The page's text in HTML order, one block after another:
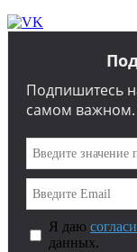
Подпишитесь
самом важном.
Я даю
данных.